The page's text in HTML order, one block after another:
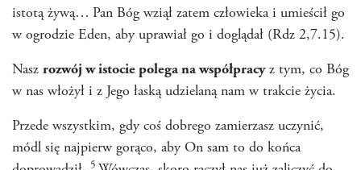
istotą żywą… Pan Bóg wziął zatem człowieka i umieścił go
w ogrodzie Eden, aby uprawiał go i doglądał (Rdz 2,7.15).
Nasz rozwój w istocie polega na współpracyz tym, co Bóg
w nas włożył i z Jego łaską udzielaną nam w trakcie życia.
Przede wszystkim, gdy coś dobrego zamierzasz uczynić,
módl się najpierw gorąco, aby On sam to do końca
5